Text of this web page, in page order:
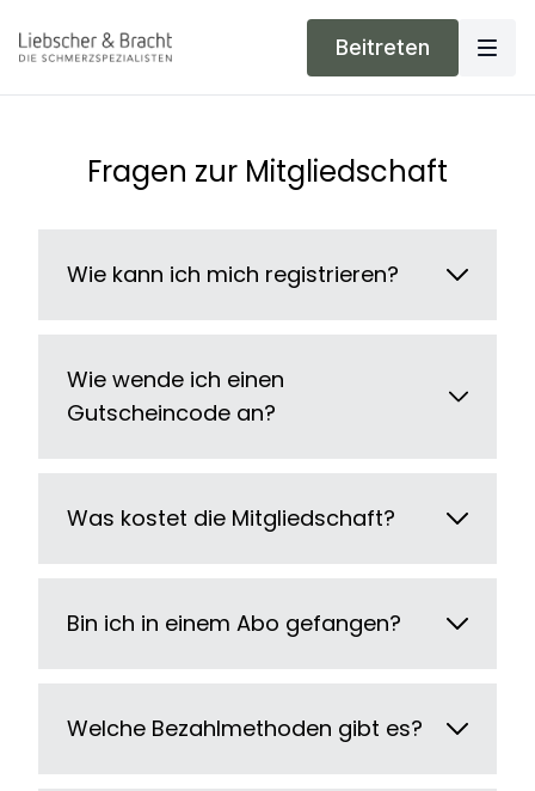
Beitreten
Fragen zur Mitgliedschaft
Wie kann ich mich registrieren?
Wie wende ich einen
Gutscheincode an?
Was kostet die Mitgliedschaft?
Bin ich in einem Abo gefangen?
Welche Bezahlmethoden gibt es?